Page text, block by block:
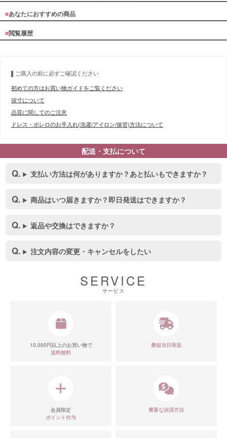
■あなたにおすすめの商品
■閲覧履歴
ご購入の前に必ずご確認ください
初めての方はお買い物ガイドをご覧ください
採寸について
品質に関してのご注意
ドレス・ボレロのお手入れ(洗濯/アイロン/保管)方法について
配送・支払について
支払い方法は何がありますか？あと払いもできますか？
商品はいつ届きますか？即日発送はできますか？
返品や交換はできますか？
注文内容の変更・キャンセルをしたい
SERVICE
サービス
10,000円以上のお買い物で
送料無料
最短当日発送
会員限定
ポイント付与
豊富な決済方法